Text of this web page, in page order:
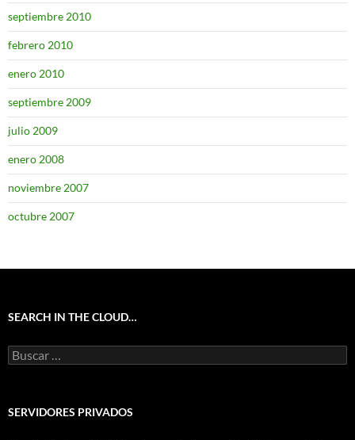
septiembre 2010
febrero 2010
enero 2010
septiembre 2009
julio 2009
enero 2008
noviembre 2007
octubre 2007
SEARCH IN THE CLOUD…
Buscar:
SERVIDORES PRIVADOS